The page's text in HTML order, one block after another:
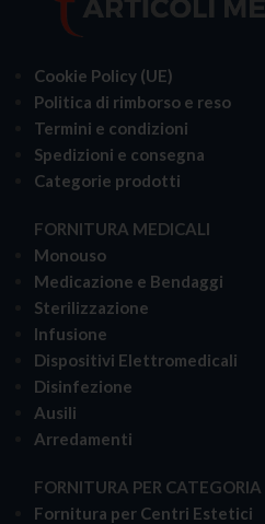
Cookie Policy (UE)
Politica di rimborso e reso
Termini e condizioni
Spedizioni e consegna
Categorie prodotti
FORNITURA MEDICALI
Monouso
Medicazione e Bendaggi
Sterilizzazione
Infusione
Dispositivi Elettromedicali
Disinfezione
Ausili
Arredamenti
FORNITURA PER CATEGORIA
Fornitura per Centri Estetici